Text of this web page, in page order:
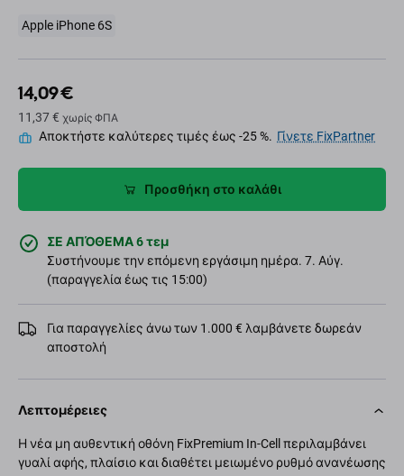
Apple iPhone 6S
14,09 €
11,37 € χωρίς ΦΠΑ
Αποκτήστε καλύτερες τιμές έως -25 %. Γίνετε FixPartner
Προσθήκη στο καλάθι
ΣΕ ΑΠΌΘΕΜΑ 6 τεμ
Συστήνουμε την επόμενη εργάσιμη ημέρα. 7. Αύγ.
(παραγγελία έως τις 15:00)
Για παραγγελίες άνω των 1.000 € λαμβάνετε δωρεάν
αποστολή
Λεπτομέρειες
Η νέα μη αυθεντική οθόνη FixPremium In-Cell περιλαμβάνει
γυαλί αφής, πλαίσιο και διαθέτει μειωμένο ρυθμό ανανέωσης